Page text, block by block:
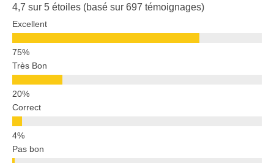
4,7 sur 5 étoiles (basé sur 697 témoignages)
Excellent
Très Bon
Correct
Pas bon